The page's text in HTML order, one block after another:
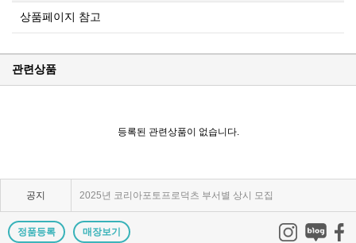
상품페이지 참고
관련상품
등록된 관련상품이 없습니다.
공지
KPP 쇼룸 강의장 무료 대관
쇼룸오픈기념 방문자 추첨 이벤트 당첨자 발표
제1회 티티아티산 사진공모전 결과발표
정품등록 매장보기